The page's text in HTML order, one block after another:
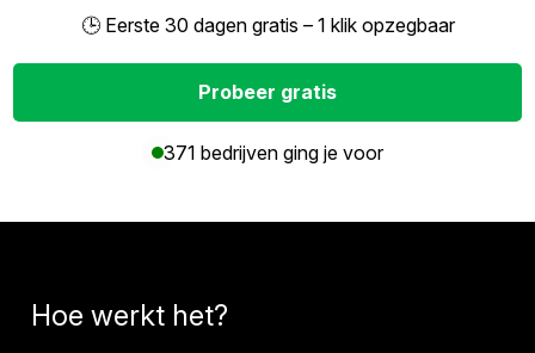
🕒 Eerste 30 dagen gratis – 1 klik opzegbaar
Probeer gratis
371 bedrijven ging je voor
Hoe werkt het?